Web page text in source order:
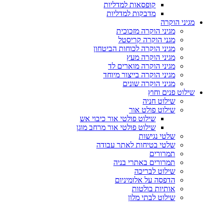
קופסאות למדליות
מדבקות למדליות
מגיני הוקרה
מגיני הוקרה מזכוכית
מגני הוקרה קריסטל
מגיני הוקרה לכוחות הביטחון
מגיני הוקרה מעץ
מגיני הוקרה מוארים לד
מגיני הוקרה בייצור מיוחד
מגיני הוקרה שונים
שילוט פנים וחוץ
שילוט חניה
שילוט פולט אור
שילוט פולטי אור כיבוי אש
שילוט פולטי אור מרחב מוגן
שלטי נגישות
שלטי בטיחות לאתר עבודה
תמרורים
תמרורים באתרי בניה
שילוט לבריכה
הדפסה על אלומיניום
אותיות בולטות
שילוט לבתי מלון